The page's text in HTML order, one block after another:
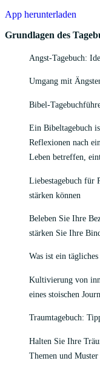
App herunterladen
Grundlagen des
Angst-Tagebuch:
Umgang mit
Bibel-
Ein Bibeltagebuch
Reflexionen nach
Leben betreffen,
Liebestagebuch für
stärken können
Beleben Sie Ihre
stärken Sie Ihre
Was ist ein
Kultivierung von
eines stoischen
Traumtagebuch:
Halten Sie Ihre
Themen und